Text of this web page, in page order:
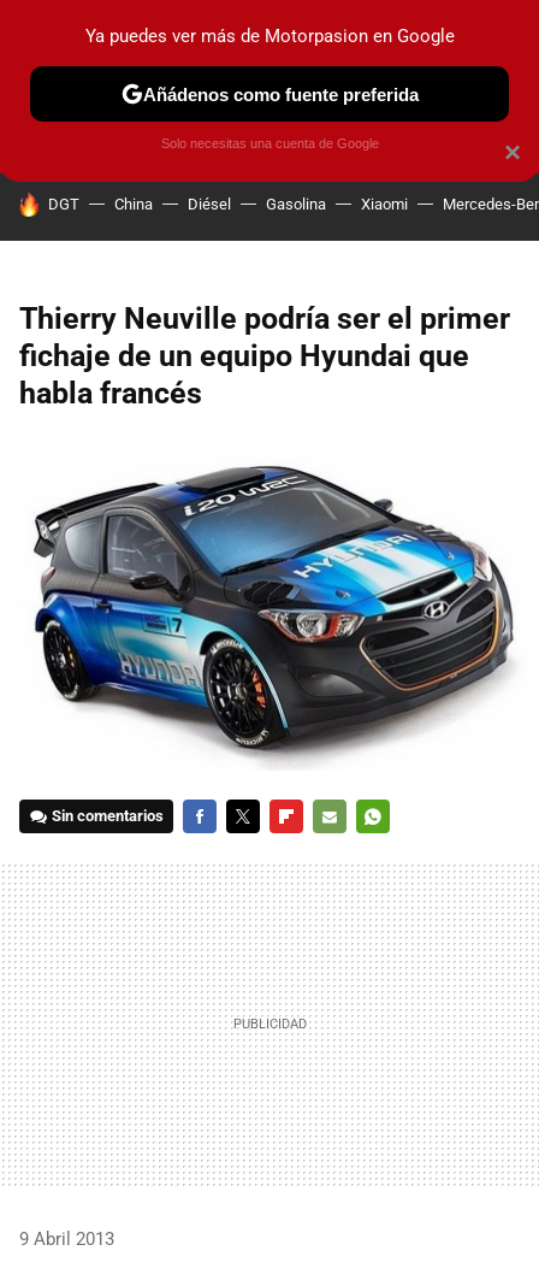
PRUEBAS COCHES ELÉCTRICOS OBSERVATORIO
HOY SE HABLA DE
DGT China Diésel Gasolina Xiaomi Mercedes-
Thierry Neuville podría ser el primer
fichaje de un equipo Hyundai que
habla francés
Sin comentarios
MAIL
9 Abril 2013
×
Ya puedes ver más de Motorpasion en Google
Añádenos como fuente preferida
Solo necesitas una cuenta de Google